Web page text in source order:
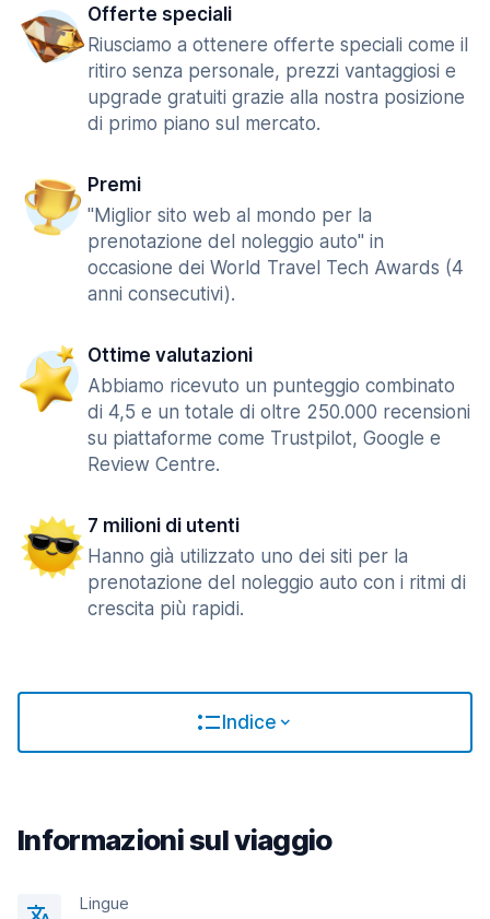
Offerte speciali
Riusciamo a ottenere offerte speciali come il
ritiro senza personale, prezzi vantaggiosi e
upgrade gratuiti grazie alla nostra posizione
di primo piano sul mercato.
Premi
"Miglior sito web al mondo per la
prenotazione del noleggio auto" in
occasione dei World Travel Tech Awards (4
anni consecutivi).
Ottime valutazioni
Abbiamo ricevuto un punteggio combinato
di 4,5 e un totale di oltre 250.000 recensioni
su piattaforme come Trustpilot, Google e
Review Centre.
7 milioni di utenti
Hanno già utilizzato uno dei siti per la
prenotazione del noleggio auto con i ritmi di
crescita più rapidi.
Indice
Informazioni sul viaggio
Lingue